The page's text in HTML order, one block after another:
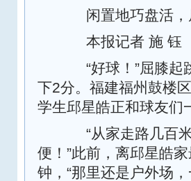
闲置地巧盘活，
本报记者 施 钰
“好球！”屈膝起
下2分。福建福州鼓楼
学生邱星皓正和球友们
“从家走路几百米
便！”此前，离邱星皓
钟，“那里还是户外场